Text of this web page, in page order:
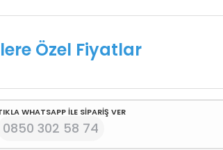
Özel Fiyatlar
WHATSAPP İLE SİPARİŞ VER
0850 302 58 74